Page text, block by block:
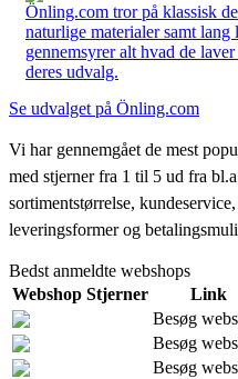
Önling.com tror på klassisk
naturlige materialer samt
gennemsyrer alt hvad de
deres udvalg.
Se udvalget på Önling.com
Vi har gennemgået de mest
med stjerner fra 1 til 5 ud fra
sortimentstørrelse,
leveringsformer og
Bedst anmeldte webshops
Webshop Stjerner
Link
Besøg
Besøg
Besøg